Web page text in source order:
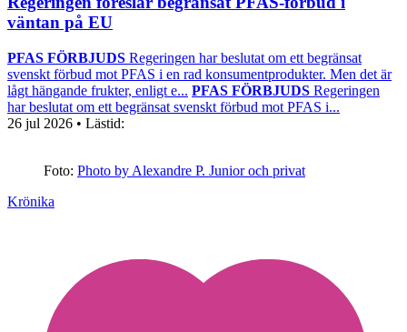
väntan på EU
PFAS FÖRBJUDS Regeringen har beslutat om ett begränsat
svenskt förbud mot PFAS i en rad konsumentprodukter. Men det är
lågt hängande frukter, enligt e... PFAS FÖRBJUDS Regeringen
har beslutat om ett begränsat svenskt förbud mot PFAS i...
26 jul 2026 • Lästid:
Foto: Photo by Alexandre P. Junior och privat
Krönika